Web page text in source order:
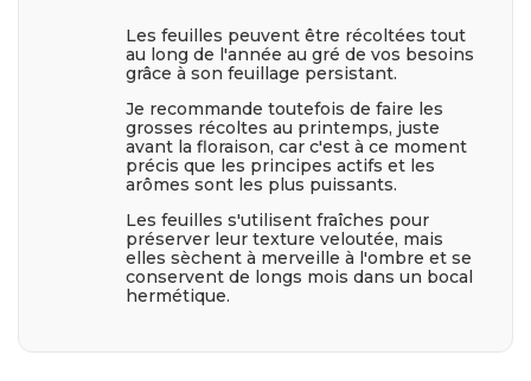
Les feuilles peuvent être récoltées tout
au long de l'année au gré de vos besoins
grâce à son feuillage persistant.
Je recommande toutefois de faire les
grosses récoltes au printemps, juste
avant la floraison, car c'est à ce moment
précis que les principes actifs et les
arômes sont les plus puissants.
Les feuilles s'utilisent fraîches pour
préserver leur texture veloutée, mais
elles sèchent à merveille à l'ombre et se
conservent de longs mois dans un bocal
hermétique.